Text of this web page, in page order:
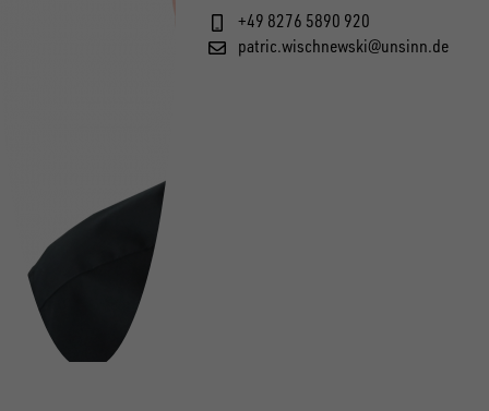
+49 8276 5890 920
patric.wischnewski@unsinn.de